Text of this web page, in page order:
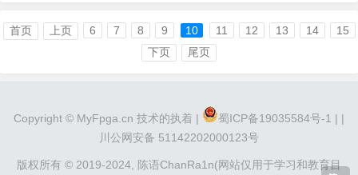
两种主要的开发框架。在这篇文章中，我
们将对敏捷和传统开发方法进行全面比
较，以帮助团队更好地选择适合其需求的
首页 上页 6 7 8 9 10 11 12 13 14
15
下页
尾页
Copyright © MyFpga.cn 技术的执着 | 蜀ICP备19035584号-1 | |
川公网安备 51142202000123号
版权所有 © 2019-2024, 陈语ChanRa1n(网站仅用于学习和教育目